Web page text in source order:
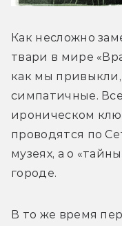
Как несложно
твари в мире
как мы
симпатичные.
ироническом
проводятся по
музеях, а о
городе.
В то же время